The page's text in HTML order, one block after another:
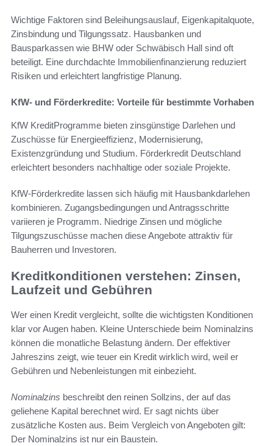
Wichtige Faktoren sind Beleihungsauslauf, Eigenkapitalquote,
Zinsbindung und Tilgungssatz. Hausbanken und
Bausparkassen wie BHW oder Schwäbisch Hall sind oft
beteiligt. Eine durchdachte Immobilienfinanzierung reduziert
Risiken und erleichtert langfristige Planung.
KfW- und Förderkredite: Vorteile für bestimmte Vorhaben
KfW KreditProgramme bieten zinsgünstige Darlehen und
Zuschüsse für Energieeffizienz, Modernisierung,
Existenzgründung und Studium. Förderkredit Deutschland
erleichtert besonders nachhaltige oder soziale Projekte.
KfW-Förderkredite lassen sich häufig mit Hausbankdarlehen
kombinieren. Zugangsbedingungen und Antragsschritte
variieren je Programm. Niedrige Zinsen und mögliche
Tilgungszuschüsse machen diese Angebote attraktiv für
Bauherren und Investoren.
Kreditkonditionen verstehen: Zinsen,
Laufzeit und Gebühren
Wer einen Kredit vergleicht, sollte die wichtigsten Konditionen
klar vor Augen haben. Kleine Unterschiede beim Nominalzins
können die monatliche Belastung ändern. Der effektiver
Jahreszins zeigt, wie teuer ein Kredit wirklich wird, weil er
Gebühren und Nebenleistungen mit einbezieht.
Nominalzins beschreibt den reinen Sollzins, der auf das
geliehene Kapital berechnet wird. Er sagt nichts über
zusätzliche Kosten aus. Beim Vergleich von Angeboten gilt:
Der Nominalzins ist nur ein Baustein.